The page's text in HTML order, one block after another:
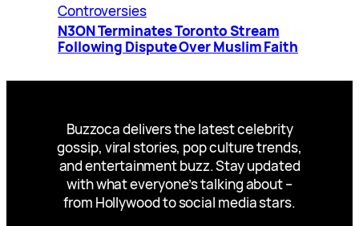
Controversies
N3ON Terminates Toronto Stream
Following Dispute Over Muslim Faith
Buzzoca delivers the latest celebrity
gossip, viral stories, pop culture trends,
and entertainment buzz. Stay updated
with what everyone’s talking about –
from Hollywood to social media stars.